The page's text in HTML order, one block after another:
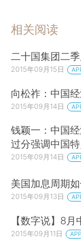
相关阅读
二十国集团二
2015年09月15日
向松祚：中国
2015年09月14日
钱颖一：中国
过分强调中国
2015年09月14日
美国加息周期
2015年09月13日
【数字说】8
2015年09月11日